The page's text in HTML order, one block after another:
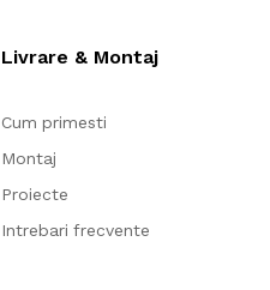
Livrare & Montaj
Cum primesti
Montaj
Proiecte
Intrebari frecvente